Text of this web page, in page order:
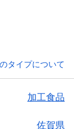
タイプについて
加工食品
佐賀県